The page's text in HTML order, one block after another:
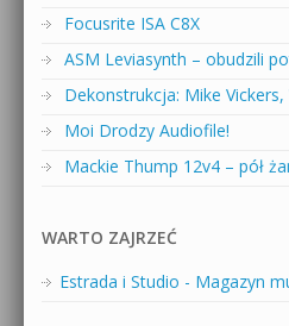
Focusrite ISA C8X
ASM Leviasynth – obudzili
Dekonstrukcja: Mike
Moi Drodzy Audiofile!
Mackie Thump 12v4 – pół
WARTO ZAJRZEĆ
Estrada i Studio - Magazyn